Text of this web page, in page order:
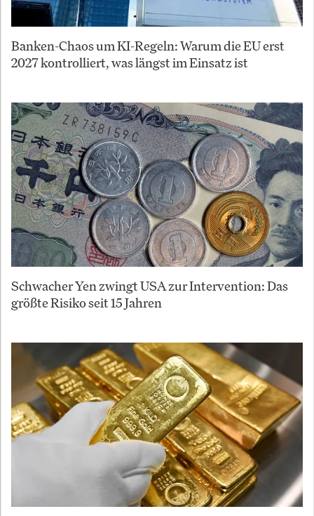
Banken-Chaos um KI-Regeln: Warum die EU erst
2027 kontrolliert, was längst im Einsatz ist
Schwacher Yen zwingt USA zur Intervention: Das
größte Risiko seit 15 Jahren